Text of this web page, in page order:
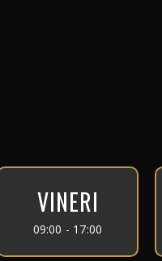
VINERI
09:00 - 17:00